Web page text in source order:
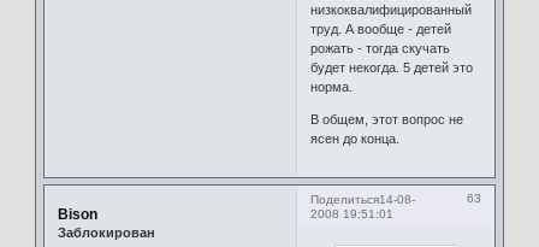
низкоквалифицированный
труд. А вообще - детей
рожать - тогда скучать
будет некогда. 5 детей это
норма.
В общем, этот вопрос не
ясен до конца.
Поделиться 63
14-08-
2008 19:51:01
Bison
Заблокирован